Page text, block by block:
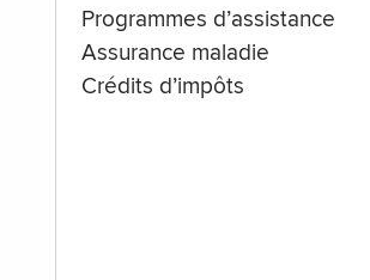
Programmes d’assistance
Assurance maladie
Crédits d’impôts